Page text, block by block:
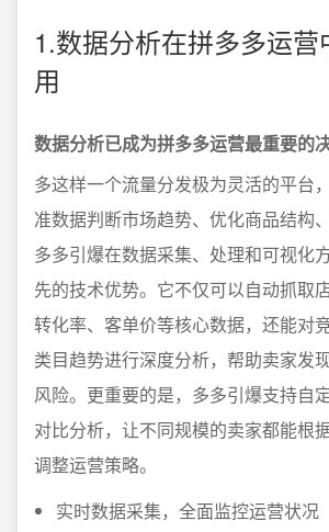
1.数据分析在拼多多运营
用
数据分析已成为拼多多运营最重要的
多这样一个流量分发极为灵活的平台
准数据判断市场趋势、优化商品结构
多多引爆在数据采集、处理和可视化
先的技术优势。它不仅可以自动抓取
转化率、客单价等核心数据，还能对
类目趋势进行深度分析，帮助卖家发
风险。更重要的是，多多引爆支持自
对比分析，让不同规模的卖家都能根
调整运营策略。
实时数据采集，全面监控运营状况